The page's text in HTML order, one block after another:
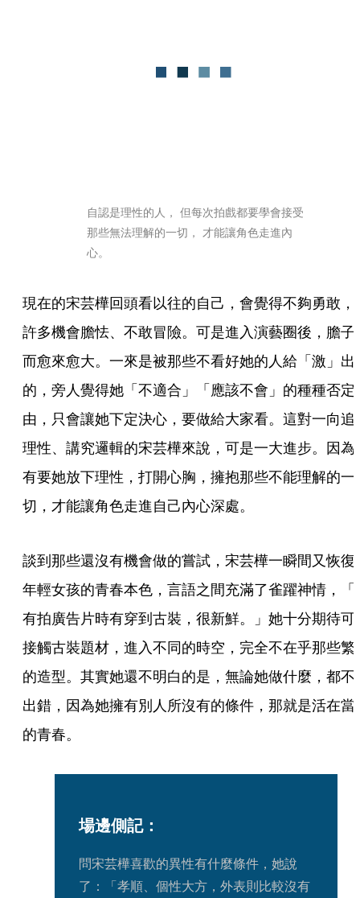
自認是理性的人， 但每次拍戲都要學會接受
那些無法理解的一切， 才能讓角色走進內
心。
現在的宋芸樺回頭看以往的自己，會覺得不夠勇敢，
許多機會膽怯、不敢冒險。可是進入演藝圈後，膽子
而愈來愈大。一來是被那些不看好她的人給「激」出
的，旁人覺得她「不適合」「應該不會」的種種否定
由，只會讓她下定決心，要做給大家看。這對一向追
理性、講究邏輯的宋芸樺來說，可是一大進步。因為
有要她放下理性，打開心胸，擁抱那些不能理解的一
切，才能讓角色走進自己內心深處。
談到那些還沒有機會做的嘗試，宋芸樺一瞬間又恢復
年輕女孩的青春本色，言語之間充滿了雀躍神情，「
有拍廣告片時有穿到古裝，很新鮮。」她十分期待可
接觸古裝題材，進入不同的時空，完全不在乎那些繁
的造型。其實她還不明白的是，無論她做什麼，都不
出錯，因為她擁有別人所沒有的條件，那就是活在當
的青春。
場邊側記：
問宋芸樺喜歡的異性有什麼條件，她說
了：「孝順、個性大方，外表則比較沒有